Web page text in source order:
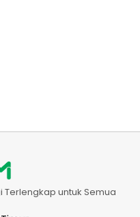
Terlengkap untuk Semua